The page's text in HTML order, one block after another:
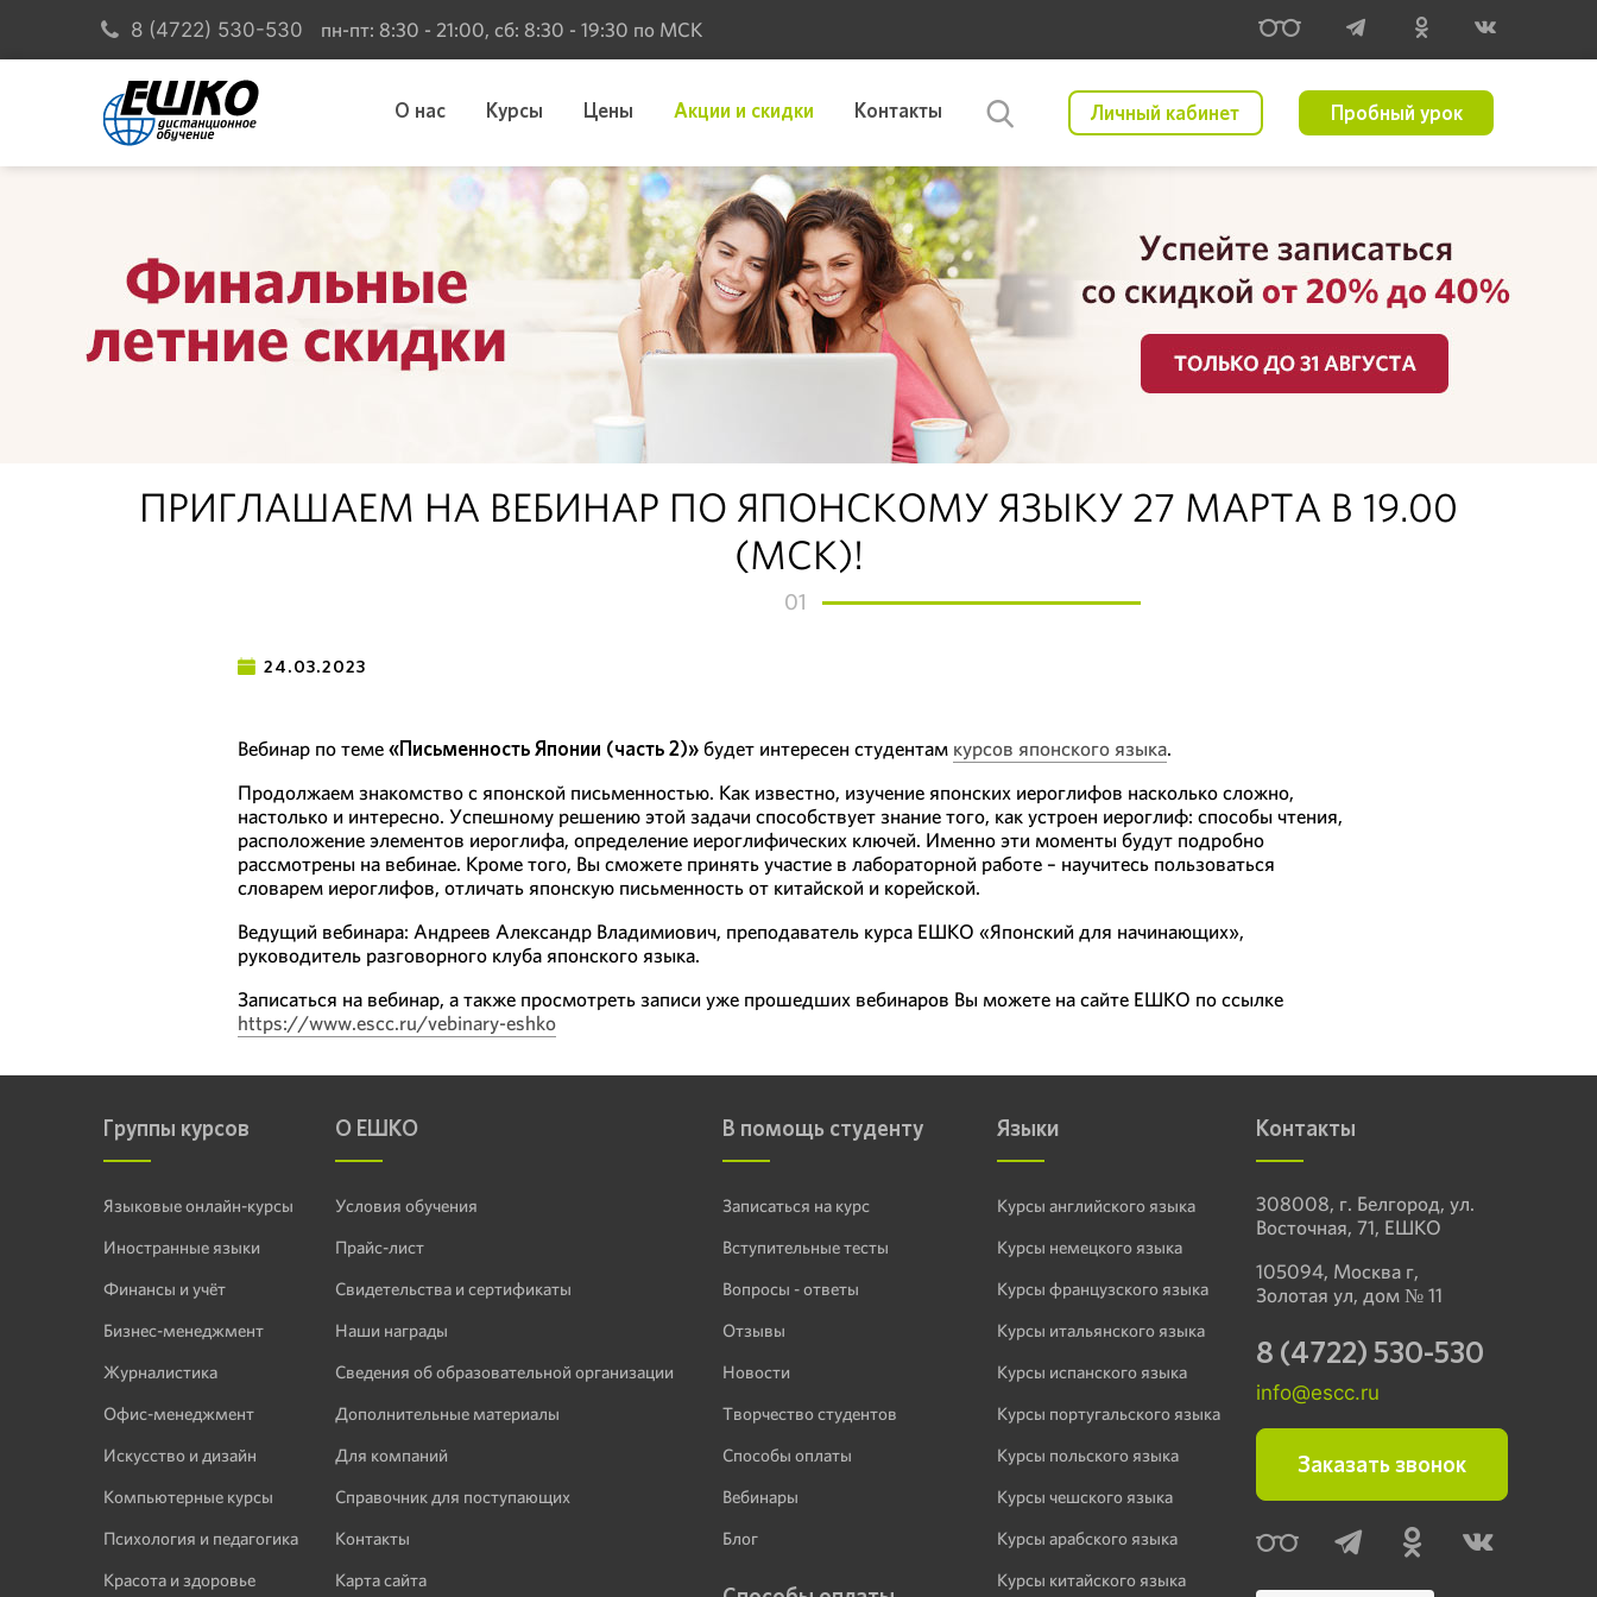
8 (4722) 530-530 пн-пт: 8:30 - 21:00, сб: 8:30 - 19:30 по МСК
О нас Курсы Цены Акции и скидки Контакты Личный кабинет Пробный урок
ПРИГЛАШАЕМ НА ВЕБИНАР ПО ЯПОНСКОМУ ЯЗЫКУ 27 МАРТА В 19.00
(МСК)!
01
24.03.2023
Вебинар по теме«Письменность Японии (часть 2)»будет интересен студентам курсов японского языка.
Продолжаем знакомство с японской письменностью. Как известно, изучение японских иероглифов насколько сложно,
настолько и интересно. Успешному решению этой задачи способствует знание того, как устроен иероглиф: способы чтения,
расположение элементов иероглифа, определение иероглифических ключей. Именно эти моменты будут подробно
рассмотрены на вебинае. Кроме того, Вы сможете принять участие в лабораторной работе – научитесь пользоваться
словарем иероглифов, отличать японскую письменность от китайской и корейской.
Ведущий вебинара: Андреев Александр Владимиович, преподаватель курса ЕШКО «Японский для начинающих»,
руководитель разговорного клуба японского языка.
Записаться на вебинар, а также просмотреть записи уже прошедших вебинаров Вы можете на сайте ЕШКО по ссылке
https://www.escc.ru/vebinary-eshko
Группы курсов
Языковые онлайн-курсы
Иностранные языки
Финансы и учёт
Бизнес-менеджмент
Журналистика
Офис-менеджмент
Искусство и дизайн
Компьютерные курсы
Психология и педагогика
Красота и здоровье
О ЕШКО
Условия обучения
Прайс-лист
Свидетельства и сертификаты
Наши награды
Сведения об образовательной организации
Дополнительные материалы
Для компаний
Справочник для поступающих
Контакты
Карта сайта
В помощь студенту
Записаться на курс
Вступительные тесты
Вопросы - ответы
Отзывы
Новости
Творчество студентов
Способы оплаты
Вебинары
Блог
Языки
Курсы английского языка
Курсы немецкого языка
Курсы французского языка
Курсы итальянского языка
Курсы испанского языка
Курсы португальского языка
Курсы польского языка
Курсы чешского языка
Курсы арабского языка
Курсы китайского языка
Контакты
308008, г. Белгород, ул.
Восточная, 71, ЕШКО
105094, Москва г,
Золотая ул, дом № 11
8 (4722) 530-530
info@escc.ru
Заказать звонок